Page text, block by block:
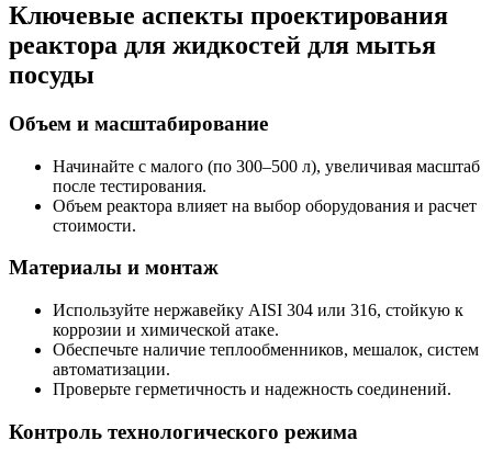
Ключевые аспекты проектирования
реактора для жидкостей для мытья
посуды
Объем и масштабирование
Начинайте с малого (по 300–500 л), увеличивая масштаб
после тестирования.
Объем реактора влияет на выбор оборудования и расчет
стоимости.
Материалы и монтаж
Используйте нержавейку AISI 304 или 316, стойкую к
коррозии и химической атаке.
Обеспечьте наличие теплообменников, мешалок, систем
автоматизации.
Проверьте герметичность и надежность соединений.
Контроль технологического режима